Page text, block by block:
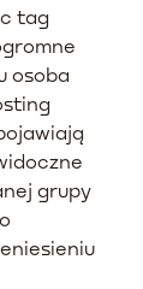
tag
osoba
grupy